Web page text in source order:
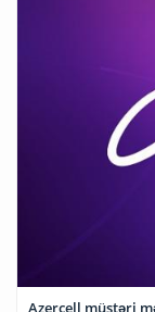
Azercell müştəri